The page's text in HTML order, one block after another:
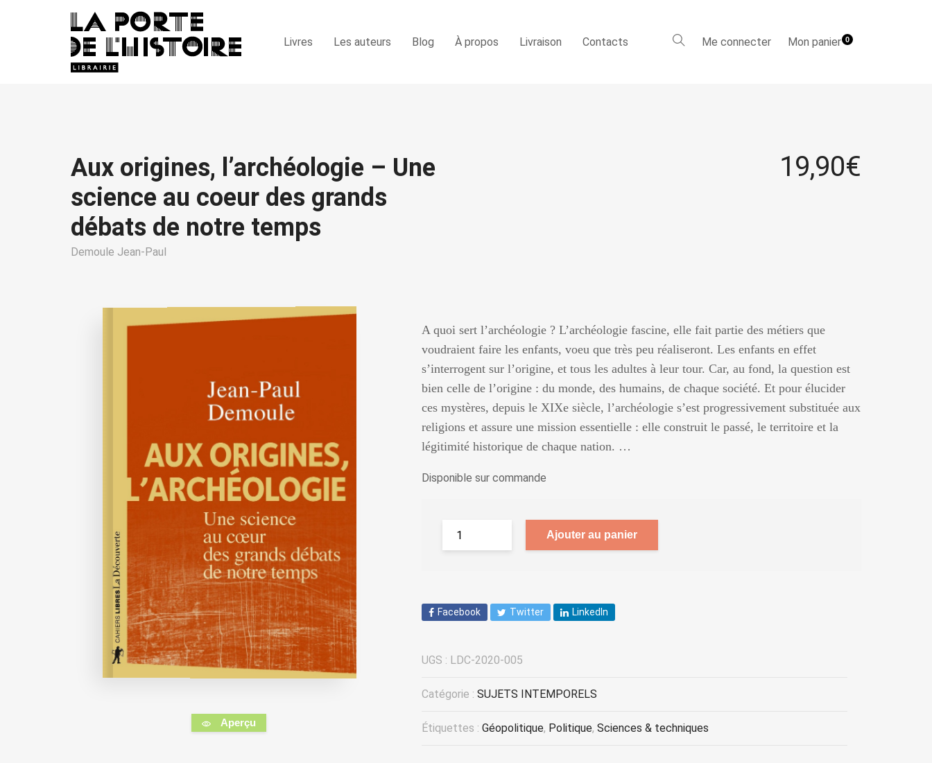
Livres Les auteurs Blog À propos Livraison Contacts Me connecter Mon panier0
Aux origines, l’archéologie – Une
science au coeur des grands
débats de notre temps
Demoule Jean-Paul
19,90€
Aperçu
A quoi sert l’archéologie ? L’archéologie fascine, elle fait partie des métiers que
voudraient faire les enfants, voeu que très peu réaliseront. Les enfants en effet
s’interrogent sur l’origine, et tous les adultes à leur tour. Car, au fond, la question est
bien celle de l’origine : du monde, des humains, de chaque société. Et pour élucider
ces mystères, depuis le XIXe siècle, l’archéologie s’est progressivement substituée aux
religions et assure une mission essentielle : elle construit le passé, le territoire et la
légitimité historique de chaque nation. …
Disponible sur commande
Ajouter au panier
Facebook Twitter LinkedIn
UGS : LDC-2020-005
Catégorie : SUJETS INTEMPORELS
Étiquettes : Géopolitique, Politique, Sciences & techniques